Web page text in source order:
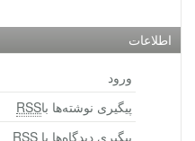
اطلاعات
ورود
پیگیری نوشته‌ها باRSS
پیگیری دیدگاه‌ها با RSS